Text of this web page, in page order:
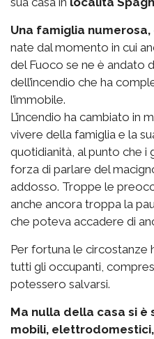
Una famiglia numerosa,
nate dal momento in cui
del Fuoco se ne è andato
dell’incendio che ha
l’immobile.
L’incendio ha cambiato in
vivere della famiglia e la
quotidianità, al punto che i
forza di parlare del
addosso. Troppe le
anche ancora troppa la
che poteva accadere di
Per fortuna le circostanze
tutti gli occupanti,
potessero salvarsi.
Ma nulla della casa si
mobili,